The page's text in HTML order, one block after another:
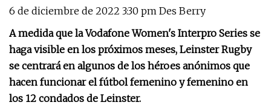
6 de diciembre de 2022 3:30 pm Des Berry
A medida que la Vodafone Women's Interpro Series se
haga visible en los próximos meses, Leinster Rugby
se centrará en algunos de los héroes anónimos que
hacen funcionar el fútbol femenino y femenino en
los 12 condados de Leinster.